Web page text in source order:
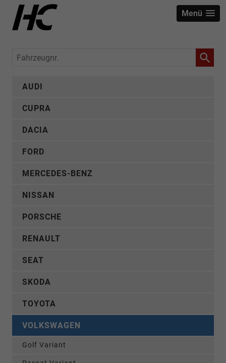
Menü
Fahrzeugnr.
AUDI
CUPRA
DACIA
FORD
MERCEDES-BENZ
NISSAN
PORSCHE
RENAULT
SEAT
SKODA
TOYOTA
VOLKSWAGEN
Golf Variant